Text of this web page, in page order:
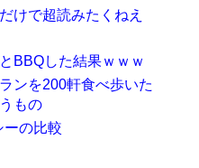
けで超読みたくねえ
BBQした結果ｗｗｗ
ンを200軒食べ歩いた
もの
ーの比較